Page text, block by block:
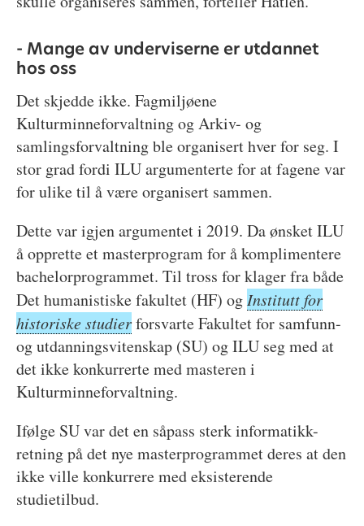
- Mange av underviserne er utdannet
hos oss
Det skjedde ikke. Fagmiljøene
Kulturminneforvaltning og Arkiv- og
samlingsforvaltning ble organisert hver for seg. I
stor grad fordi ILU argumenterte for at fagene var
for ulike til å være organisert sammen.
Dette var igjen argumentet i 2019. Da ønsket ILU
å opprette et masterprogram for å komplimentere
bachelorprogrammet. Til tross for klager fra både
Det humanistiske fakultet (HF) og Institutt for
historiske studierforsvarte Fakultet for samfunn-
og utdanningsvitenskap (SU) og ILU seg med at
det ikke konkurrerte med masteren i
Kulturminneforvaltning.
Ifølge SU var det en såpass sterk informatikk-
retning på det nye masterprogrammet deres at den
ikke ville konkurrere med eksisterende
studietilbud.